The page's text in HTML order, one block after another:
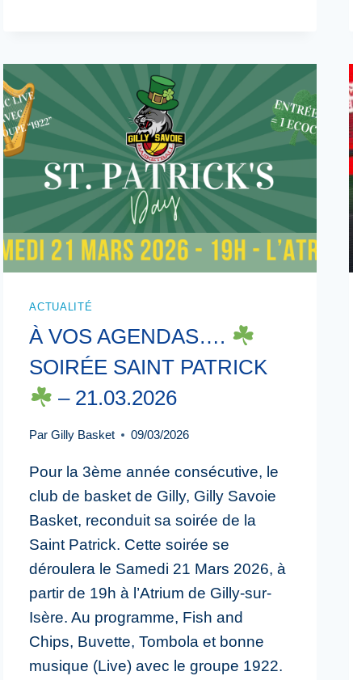
ACTUALITÉ
À VOS AGENDAS….
SOIRÉE SAINT PATRICK
– 21.03.2026
Par Gilly Basket 09/03/2026
Pour la 3ème année consécutive, le
club de basket de Gilly, Gilly Savoie
Basket, reconduit sa soirée de la
Saint Patrick. Cette soirée se
déroulera le Samedi 21 Mars 2026, à
partir de 19h à l’Atrium de Gilly-sur-
Isère. Au programme, Fish and
Chips, Buvette, Tombola et bonne
musique (Live) avec le groupe 1922.